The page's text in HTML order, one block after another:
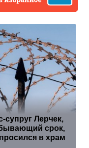
супруг Лерчек,
срок,
в храм